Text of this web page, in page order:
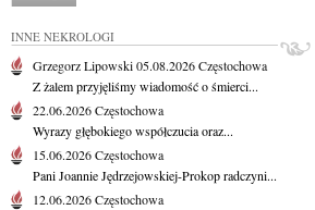
INNE NEKROLOGI
Grzegorz Lipowski05.08.2026Częstochowa
Z żalem przyjęliśmy wiadomość o śmierci...
22.06.2026Częstochowa
Wyrazy głębokiego współczucia oraz...
15.06.2026Częstochowa
Pani Joannie Jędrzejowskiej-Prokop radczyni...
12.06.2026Częstochowa